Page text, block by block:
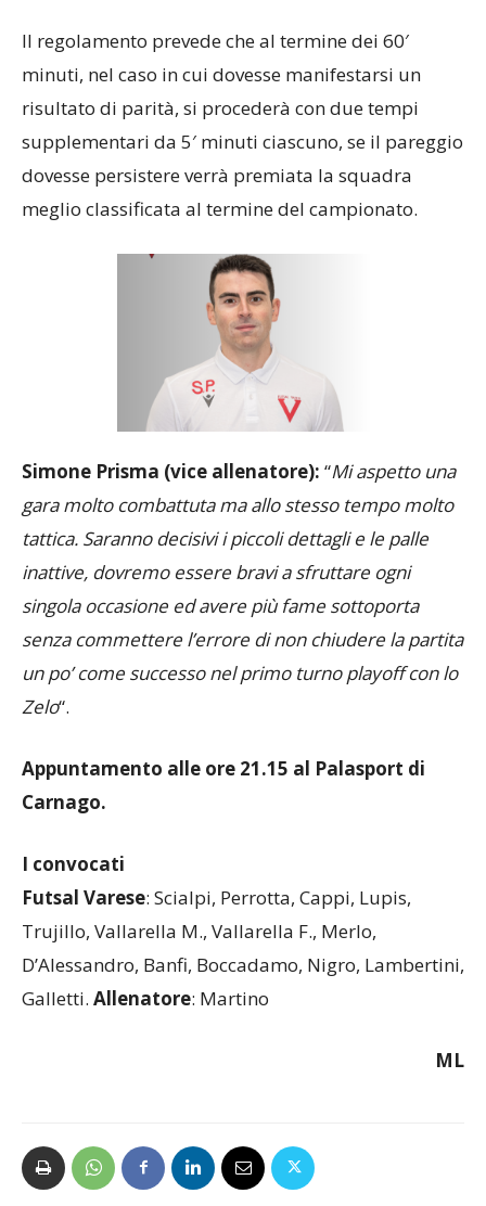
Il regolamento prevede che al termine dei 60′
minuti, nel caso in cui dovesse manifestarsi un
risultato di parità, si procederà con due tempi
supplementari da 5′ minuti ciascuno, se il pareggio
dovesse persistere verrà premiata la squadra
meglio classificata al termine del campionato.
Simone Prisma (vice allenatore):“Mi aspetto una
gara molto combattuta ma allo stesso tempo molto
tattica. Saranno decisivi i piccoli dettagli e le palle
inattive, dovremo essere bravi a sfruttare ogni
singola occasione ed avere più fame sottoporta
senza commettere l’errore di non chiudere la partita
un po’ come successo nel primo turno playoff con lo
Appuntamento alle ore 21.15 al Palasport di
I convocati
FutsalVarese: Scialpi, Perrotta, Cappi, Lupis,
Trujillo, Vallarella M., Vallarella F., Merlo,
D’Alessandro, Banfi, Boccadamo, Nigro, Lambertini,